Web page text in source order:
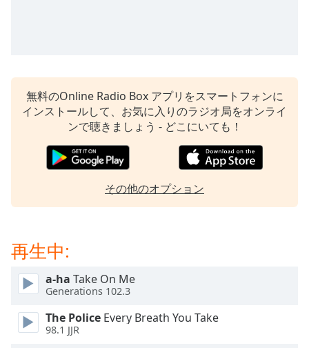
subtitles
settings
opens
subtitles
settings
dialog
subtitles
Picture-
Picture
This
無料のOnline Radio Box アプリをスマートフォンに
インストールして、お気に入りのラジオ局をオンライ
ンで聴きましょう - どこにいても！
その他のオプション
再生中:
a-ha Take On Me
Generations 102.3
The Police Every Breath You Take
98.1 JJR